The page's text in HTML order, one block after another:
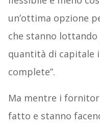
un’ottima opzione
che stanno
quantità di capitale
complete”.
Ma mentre i
fatto e stanno